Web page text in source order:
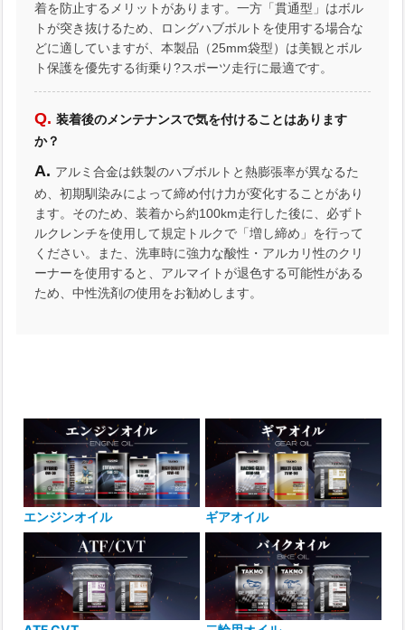
着を防止するメリットがあります。一方「貫通型」はボル
トが突き抜けるため、ロングハブボルトを使用する場合な
どに適していますが、本製品（25mm袋型）は美観とボル
ト保護を優先する街乗り?スポーツ走行に最適です。
装着後のメンテナンスで気を付けることはあります
か？
アルミ合金は鉄製のハブボルトと熱膨張率が異なるた
め、初期馴染みによって締め付け力が変化することがあり
ます。そのため、装着から約100km走行した後に、必ずト
ルクレンチを使用して規定トルクで「増し締め」を行って
ください。また、洗車時に強力な酸性・アルカリ性のクリ
ーナーを使用すると、アルマイトが退色する可能性がある
ため、中性洗剤の使用をお勧めします。
エンジンオイル ギアオイル